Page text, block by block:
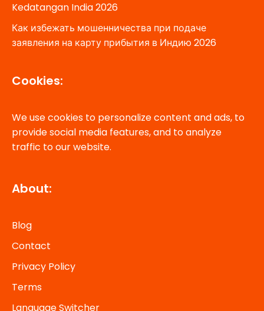
Kedatangan India 2026
Как избежать мошенничества при подаче
заявления на карту прибытия в Индию 2026
Cookies:
We use cookies to personalize content and ads, to
provide social media features, and to analyze
traffic to our website.
About:
Blog
Contact
Privacy Policy
Terms
Language Switcher